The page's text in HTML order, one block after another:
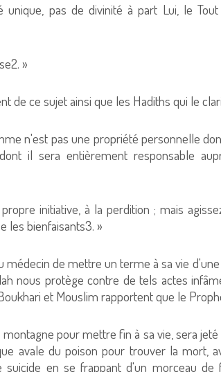
pas de divinité à part Lui, le Tout
»
de ce sujet ainsi que les Hadiths qui le
n'est pas une propriété personnelle
il sera entièrement responsable
initiative, à la perdition ; mais
les bienfaisants3. »
médecin de mettre un terme à sa vie
nous protège contre de tels actes
pour mettre fin à sa vie, sera
avale du poison pour trouver la mort,
suicide en se frappant d'un morceau